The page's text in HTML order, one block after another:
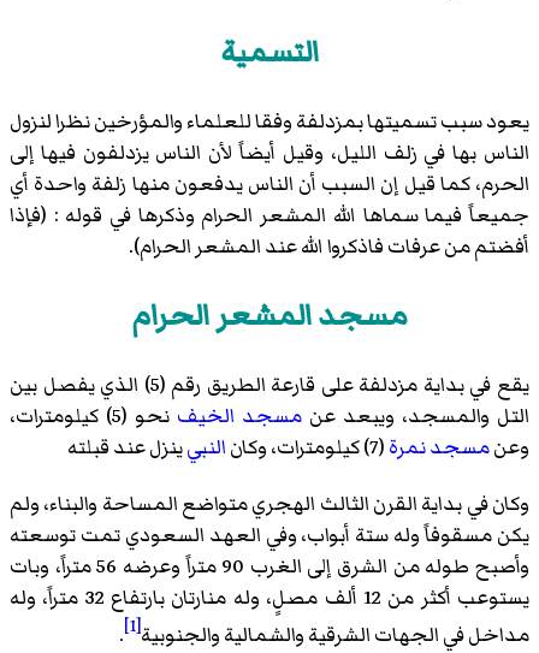
التسمية
يعود سبب تسميتها بمزدلفة وفقا للعلماء والمؤرخين نظرا لنزول
الناس بها في زلف الليل، وقيل أيضاً لأن الناس يزدلفون فيها إلى
الحرم، كما قيل إن السبب أن الناس يدفعون منها زلفة واحدة أي
جميعاً فيما سماها الله المشعر الحرام وذكرها في قوله : (فإذا
أفضتم من عرفات فاذكروا الله عند المشعر الحرام).
مسجد المشعر الحرام
يقع في بداية مزدلفة على قارعة الطريق رقم (5) الذي يفصل بين
التل والمسجد، ويبعد عن مسجد الخيف
نحو (5) كيلومترات،
وعنمسجد نمرة(7) كيلومترات، وكان النبيينزل عند قبلته
وكان في بداية القرن الثالث الهجري متواضع المساحة والبناء، ولم
يكن مسقوفاً وله ستة أبواب، وفي العهد السعودي تمت توسعته
وأصبح طوله من الشرق إلى الغرب 90 متراً وعرضه 56 متراً، وبات
يستوعب أكثر من 12 ألف مصلٍ، وله منارتان بارتفاع 32 متراً، وله
مداخل في الجهات الشرقية والشمالية والجنوبية[1]
.